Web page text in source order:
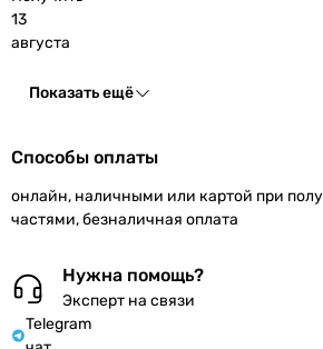
13
августа
Показать ещё
Способы оплаты
онлайн, наличными или картой при
частями, безналичная оплата
Нужна помощь?
Эксперт на связи
Telegram